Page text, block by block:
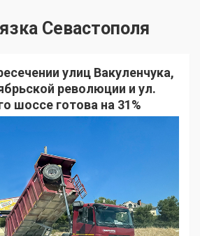
Севастополя
улиц Вакуленчука,
революции и ул.
шоссе готова на 31%